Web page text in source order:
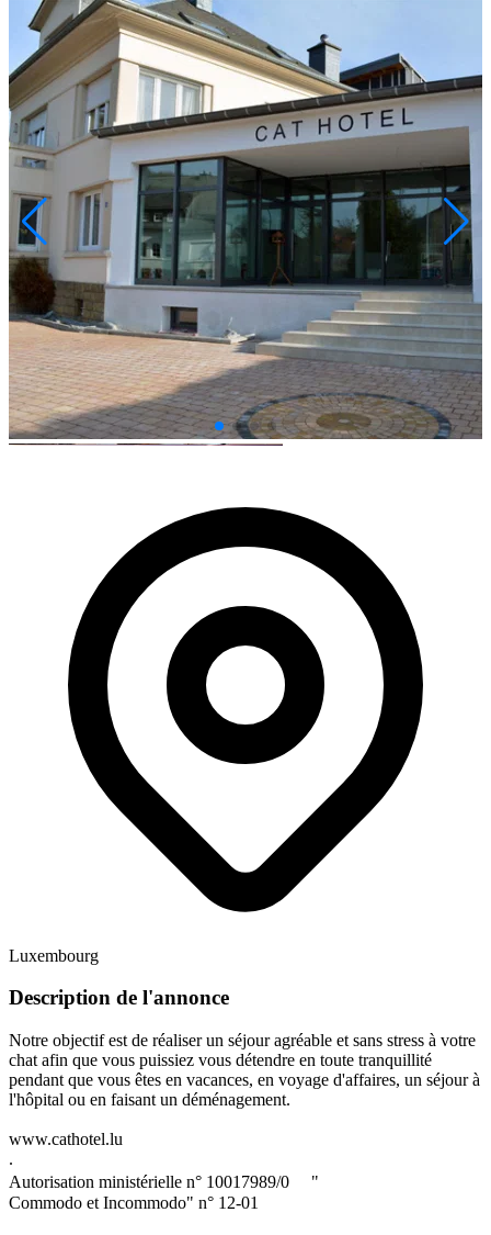
Luxembourg
Description de l'annonce
Notre objectif est de réaliser un séjour agréable et sans stress à votre
chat afin que vous puissiez vous détendre en toute tranquillité
pendant que vous êtes en vacances, en voyage d'affaires, un séjour à
l'hôpital ou en faisant un déménagement.
www.cathotel.lu
.
Autorisation ministérielle n° 10017989/0 "
Commodo et Incommodo" n° 12-01